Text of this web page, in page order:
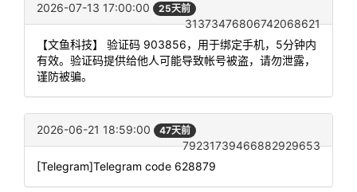
2026-07-13 17:00:00 25天前
31373476806742068621
【文鱼科技】 验证码 903856，用于绑定手机，5分钟内
有效。验证码提供给他人可能导致帐号被盗，请勿泄露，
谨防被骗。
2026-06-21 18:59:00 47天前
79231739466882929653
[Telegram]Telegram code 628879